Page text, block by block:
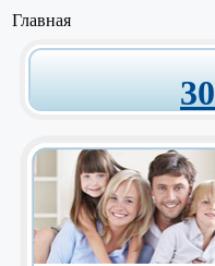
Главная